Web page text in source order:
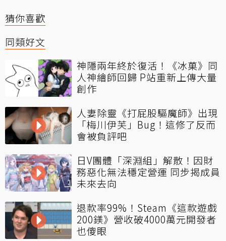
猜你喜歡
同類好文
神隱兩年終於復活！《冰菓》同
人神繪師回歸 P站重新上傳大量
創作
人妻除靈《打屁股驅魔師》出現
「梅川伊芙」Bug！這修了反而
會被負評吧
日V團體「深淵組」解散！因財
務惡化無法穩定營運 同步揭成員
未來去向
退款率99%！Steam《這款遊戲
200鎂》營收破4000萬元開發者
也傻眼